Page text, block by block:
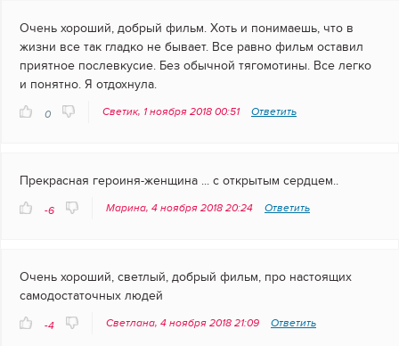
Очень хороший, добрый фильм. Хоть и понимаешь, что в
жизни все так гладко не бывает. Все равно фильм оставил
приятное послевкусие. Без обычной тягомотины. Все легко
и понятно. Я отдохнула.
0 Светик, 1 ноября 2018 00:51 Ответить
Прекрасная героиня-женщина ... с открытым сердцем..
-6 Марина, 4 ноября 2018 20:24 Ответить
Очень хороший, светлый, добрый фильм, про настоящих
самодостаточных людей
-4 Светлана, 4 ноября 2018 21:09 Ответить